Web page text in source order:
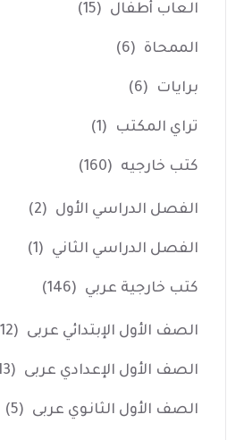
العاب أطفال (15)
الممحاة (6)
برايات (6)
تراي المكتب (1)
كتب خارجيه (160)
الفصل الدراسي الأول (2)
الفصل الدراسي الثاني (1)
كتب خارجية عربي (146)
الصف الأول الإبتدائي عربى (12)
الصف الأول الإعدادي عربى (13)
الصف الأول الثانوي عربى (5)